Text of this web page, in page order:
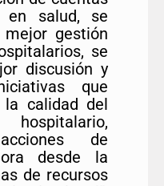
en salud, se
gestión
se
discusión y
que
la calidad del
de
desde la
de recursos